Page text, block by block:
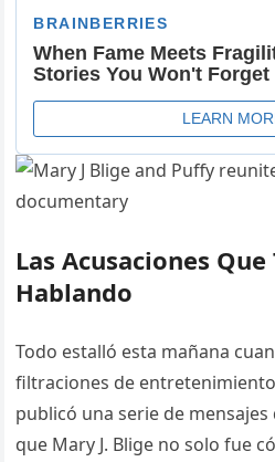
Las Acusaciones
Hablando
Todo estalló esta mañana
filtraciones de
publicó una serie de
que Mary J. Blige no solo fue